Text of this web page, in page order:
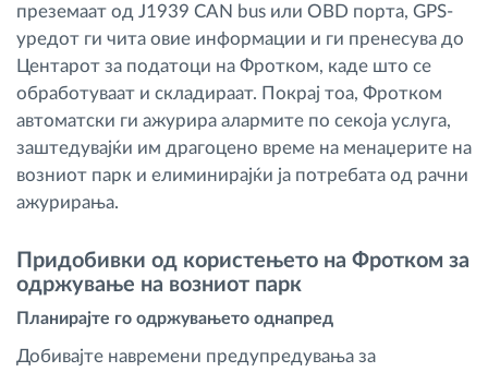
преземаат од J1939 CAN bus или OBD порта, GPS-
уредот ги чита овие информации и ги пренесува до
Центарот за податоци на Фротком, каде што се
обработуваат и складираат. Покрај тоа, Фротком
автоматски ги ажурира алармите по секоја услуга,
заштедувајќи им драгоцено време на менаџерите на
возниот парк и елиминирајќи ја потребата од рачни
ажурирања.
Придобивки од користењето на Фротком за
одржување на возниот парк
Планирајте го одржувањето однапред
Добивајте навремени предупредувања за